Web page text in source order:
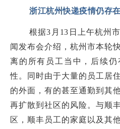
浙江杭州快递疫情仍存
根据3月13日上午杭州
闻发布会介绍，杭州市本轮
离的所有员工当中，后续
性。同时由于大量的员工居
的外面，有的甚至通勤到其
再扩散到社区的风险。与顺
区，顺丰员工的家庭以及其